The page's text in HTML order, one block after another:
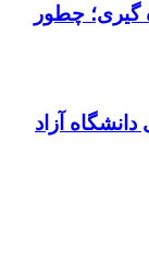
گیری؛ چطور
آزاد